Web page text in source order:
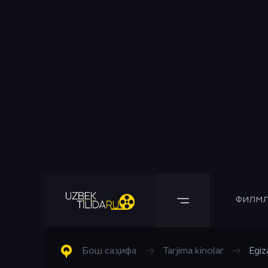
Барча Филмлар Комедия
Барча Сериаллар
Бош саҳифа → Tarjima kinolar →